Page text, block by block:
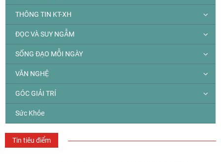
THÔNG TIN KT-XH
ĐỌC VÀ SUY NGẪM
SỐNG ĐẠO MỖI NGÀY
VĂN NGHỆ
GÓC GIẢI TRÍ
Sức Khỏe
Tin tiêu điểm